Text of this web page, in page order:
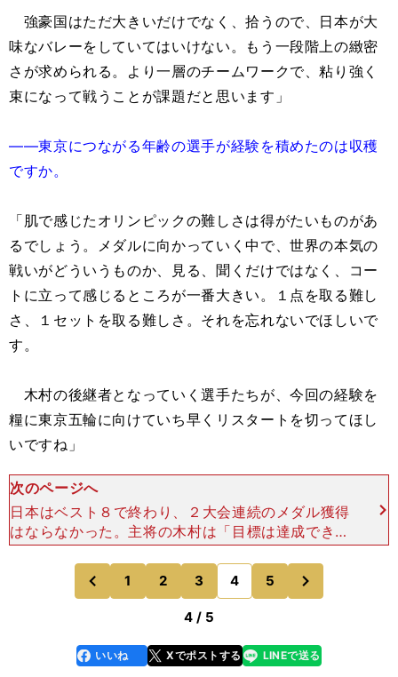
強豪国はただ大きいだけでなく、拾うので、日本が大
味なバレーをしていてはいけない。もう一段階上の緻密
さが求められる。より一層のチームワークで、粘り強く
束になって戦うことが課題だと思います」
――東京につながる年齢の選手が経験を積めたのは収穫
ですか。
「肌で感じたオリンピックの難しさは得がたいものがあ
るでしょう。メダルに向かっていく中で、世界の本気の
戦いがどういうものか、見る、聞くだけではなく、コー
トに立って感じるところが一番大きい。１点を取る難し
さ、１セットを取る難しさ。それを忘れないでほしいで
す。
木村の後継者となっていく選手たちが、今回の経験を
糧に東京五輪に向けていち早くリスタートを切ってほし
いですね」
次のページへ
日本はベスト８で終わり、２大会連続のメダル獲得
はならなかった。主将の木村は「目標は達成できな
かったけれど、これまで支えてくれたたくさんの人
たちに感謝して、ありがとうといいたい」と涙なが
らに語った。 お
前
のページへ
1 2 3 4 5
のページへ
4 / 5
faceboo
k
いいね Xでポストする
line LINEで送る